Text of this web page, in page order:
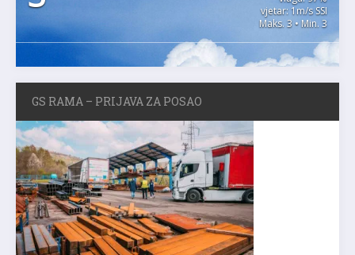
vjetar: 1m/s SSI
Maks. 3 • Min. 3
GS RAMA – PRIJAVA ZA POSAO